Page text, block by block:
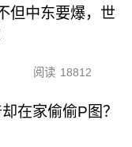
但中东要爆，世
阅读 18812
在家偷偷P图？